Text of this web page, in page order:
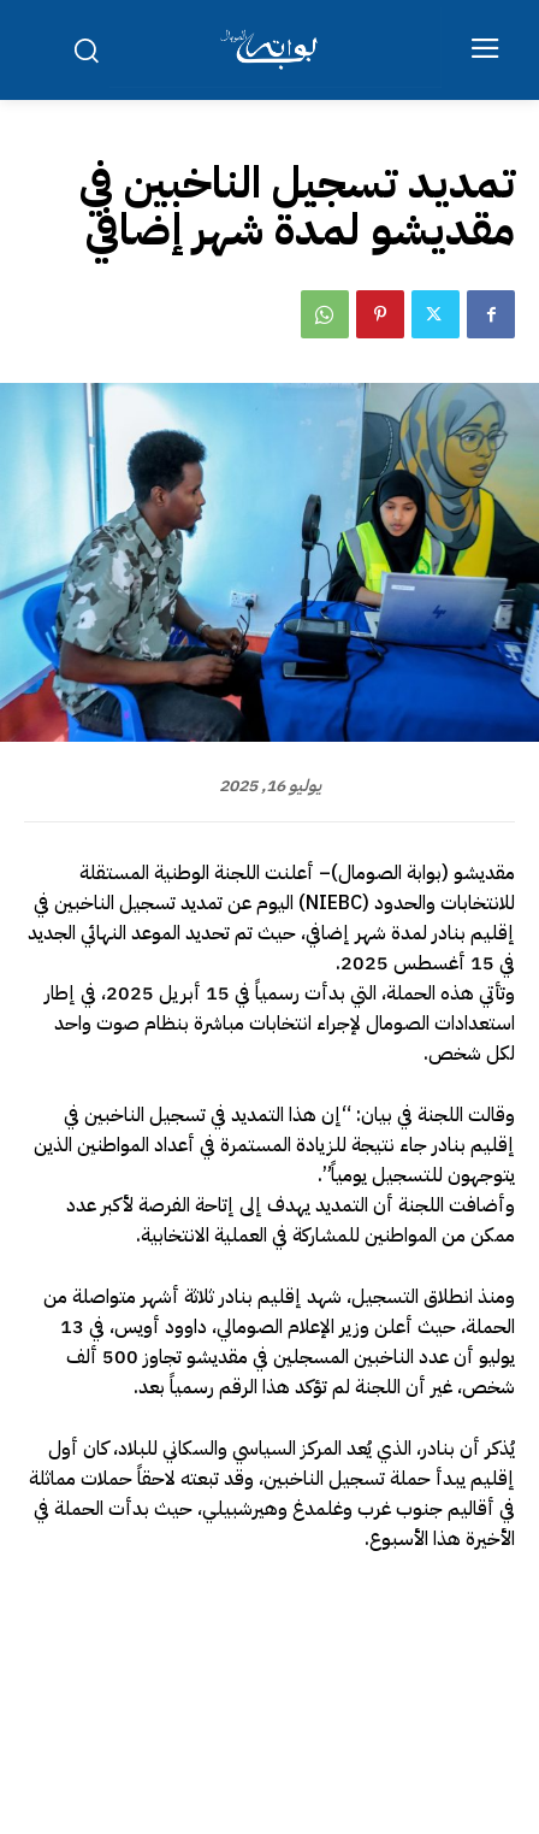
تمديد تسجيل الناخبين في
مقديشو لمدة شهر إضافي
يوليو 16, 2025
مقديشو (بوابة الصومال)– أعلنت اللجنة الوطنية المستقلة
للانتخابات والحدود (NIEBC) اليوم عن تمديد تسجيل الناخبين في
إقليم بنادر لمدة شهر إضافي، حيث تم تحديد الموعد النهائي الجديد
في 15 أغسطس 2025.
وتأتي هذه الحملة، التي بدأت رسمياً في 15 أبريل 2025، في إطار
استعدادات الصومال لإجراء انتخابات مباشرة بنظام صوت واحد
لكل شخص.
وقالت اللجنة في بيان: “إن هذا التمديد في تسجيل الناخبين في
إقليم بنادر جاء نتيجة للزيادة المستمرة في أعداد المواطنين الذين
يتوجهون للتسجيل يومياً”.
وأضافت اللجنة أن التمديد يهدف إلى إتاحة الفرصة لأكبر عدد
ممكن من المواطنين للمشاركة في العملية الانتخابية.
ومنذ انطلاق التسجيل، شهد إقليم بنادر ثلاثة أشهر متواصلة من
الحملة، حيث أعلن وزير الإعلام الصومالي، داوود أويس، في 13
يوليو أن عدد الناخبين المسجلين في مقديشو تجاوز 500 ألف
شخص، غير أن اللجنة لم تؤكد هذا الرقم رسمياً بعد.
يُذكر أن بنادر، الذي يُعد المركز السياسي والسكاني للبلاد، كان أول
إقليم يبدأ حملة تسجيل الناخبين، وقد تبعته لاحقاً حملات مماثلة
في أقاليم جنوب غرب وغلمدغ وهيرشبيلي، حيث بدأت الحملة في
الأخيرة هذا الأسبوع.